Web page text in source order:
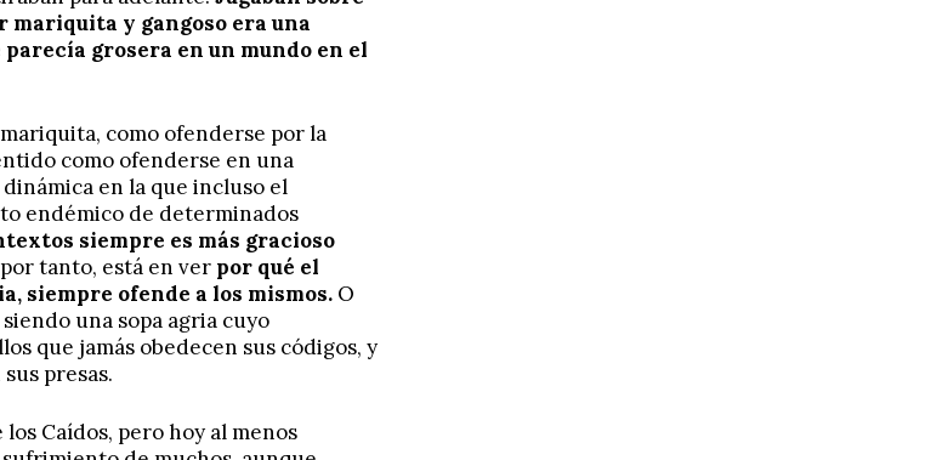
mariquita y gangoso era una
grosera en un mundo en el
, como ofenderse por la
como ofenderse en una
en la que incluso el
endémico de determinados
siempre es más gracioso
tanto, está en ver por qué el
siempre ofende a los mismos. O
una sopa agria cuyo
que jamás obedecen sus códigos, y
presas.
Caídos, pero hoy al menos